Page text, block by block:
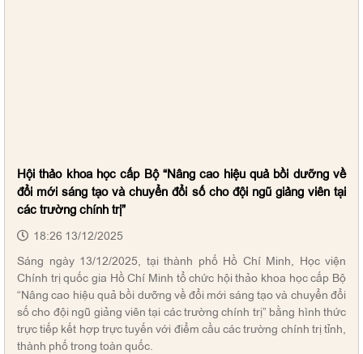
Hội thảo khoa học cấp Bộ “Nâng cao hiệu quả bồi dưỡng về
đổi mới sáng tạo và chuyển đổi số cho đội ngũ giảng viên tại
các trường chính trị”
18:26 13/12/2025
Sáng ngày 13/12/2025, tại thành phố Hồ Chí Minh, Học viện
Chính trị quốc gia Hồ Chí Minh tổ chức hội thảo khoa học cấp Bộ
“Nâng cao hiệu quả bồi dưỡng về đổi mới sáng tạo và chuyển đổi
số cho đội ngũ giảng viên tại các trường chính trị” bằng hình thức
trực tiếp kết hợp trực tuyến với điểm cầu các trường chính trị tỉnh,
thành phố trong toàn quốc.